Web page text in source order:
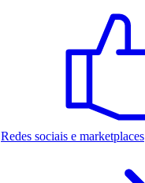
Redes sociais e marketplaces